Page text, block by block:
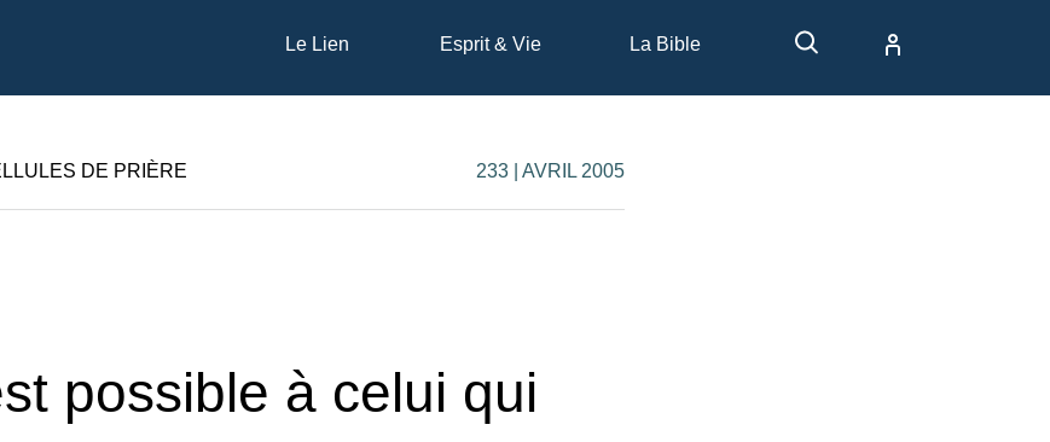
Le Lien Esprit & Vie La Bible
DE PRIÈRE 233 | AVRIL 2005
possible à celui qui